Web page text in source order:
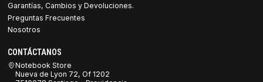
Garantías, Cambios y Devoluciones.
Preguntas Frecuentes
Nosotros
CONTÁCTANOS
Notebook Store
Nueva de Lyon 72, Of 1202